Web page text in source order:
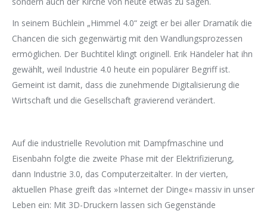
In seinem Büchlein „Himmel 4.0“ zeigt er bei aller Dramatik die
Chancen die sich gegenwärtig mit den Wandlungsprozessen
ermöglichen. Der Buchtitel klingt originell. Erik Händeler hat ihn
gewählt, weil Industrie 4.0 heute ein populärer Begriff ist.
Gemeint ist damit, dass die zunehmende Digitalisierung die
Wirtschaft und die Gesellschaft gravierend verändert.
Auf die industrielle Revolution mit Dampfmaschine und
Eisenbahn folgte die zweite Phase mit der Elektrifizierung,
dann Industrie 3.0, das Computerzeitalter. In der vierten,
aktuellen Phase greift das »Internet der Dinge« massiv in unser
Leben ein: Mit 3D-Druckern lassen sich Gegenstände